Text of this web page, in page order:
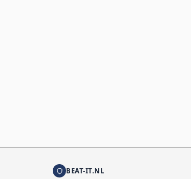
BEAT-IT.NL